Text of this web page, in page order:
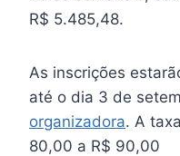
R$ 5.485,48.
As inscrições
até o dia 3 de
organizadora. A
80,00 a R$ 90,00